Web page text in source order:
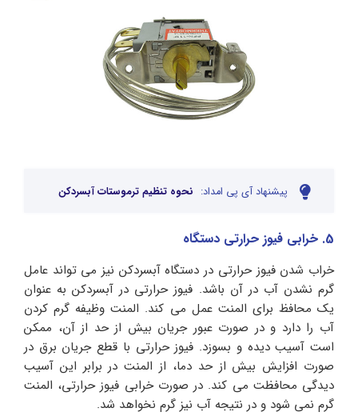
پیشنهاد آی پی امداد: نحوه تنظیم ترموستات آبسردکن
5. خرابی فیوز حرارتی دستگاه
خراب شدن فیوز حرارتی در دستگاه آبسردکن نیز می‌ تواند عامل
گرم نشدن آب در آن باشد. فیوز حرارتی در آبسردکن به عنوان
یک محافظ برای المنت عمل می‌ کند. المنت وظیفه گرم کردن
آب را دارد و در صورت عبور جریان بیش از حد از آن، ممکن
است آسیب دیده و بسوزد. فیوز حرارتی با قطع جریان برق در
صورت افزایش بیش از حد دما، از المنت در برابر این آسیب
دیدگی محافظت می‌ کند. در صورت خرابی فیوز حرارتی، المنت
گرم نمی شود و در نتیجه آب نیز گرم نخواهد شد.